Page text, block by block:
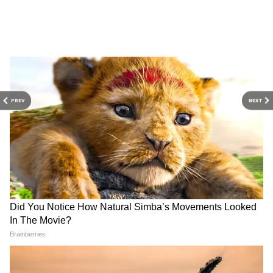
PREV NEXT
Related Articles
West Bengal Cyclone Update: সাগরে ঘণীভূত
নিম্নচাপে বঙ্গে ঘূর্ণিঝড়ের আশঙ্কা, জারি হাই অ্যালার্ট
Jalpaiguri News: রাজ্যে শাসকের পালাবদল,
জলপাইগুড়িতে বর-বউ বদল! হৈচৈ নেটপাড়ায়
গ্রিসে চাকরির অপেক্ষা
জেরায় আরও জানা যায়, পাঁচজনই আলাদা
DOWNLOAD APP